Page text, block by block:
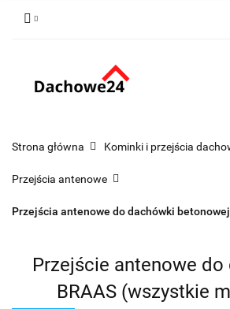
Strona główna Kominki i przejścia
Przejścia antenowe
Przejścia antenowe do dachówki betonowej
Przejście antenowe
BRAAS (wszystkie